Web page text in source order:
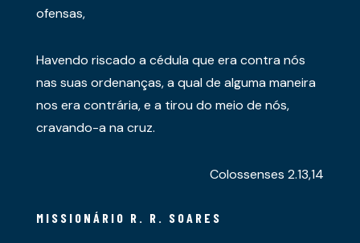
ofensas,
Havendo riscado a cédula que era contra nós
nas suas ordenanças, a qual de alguma maneira
nos era contrária, e a tirou do meio de nós,
cravando-a na cruz.
Colossenses 2.13,14
MISSIONÁRIO R. R. SOARES